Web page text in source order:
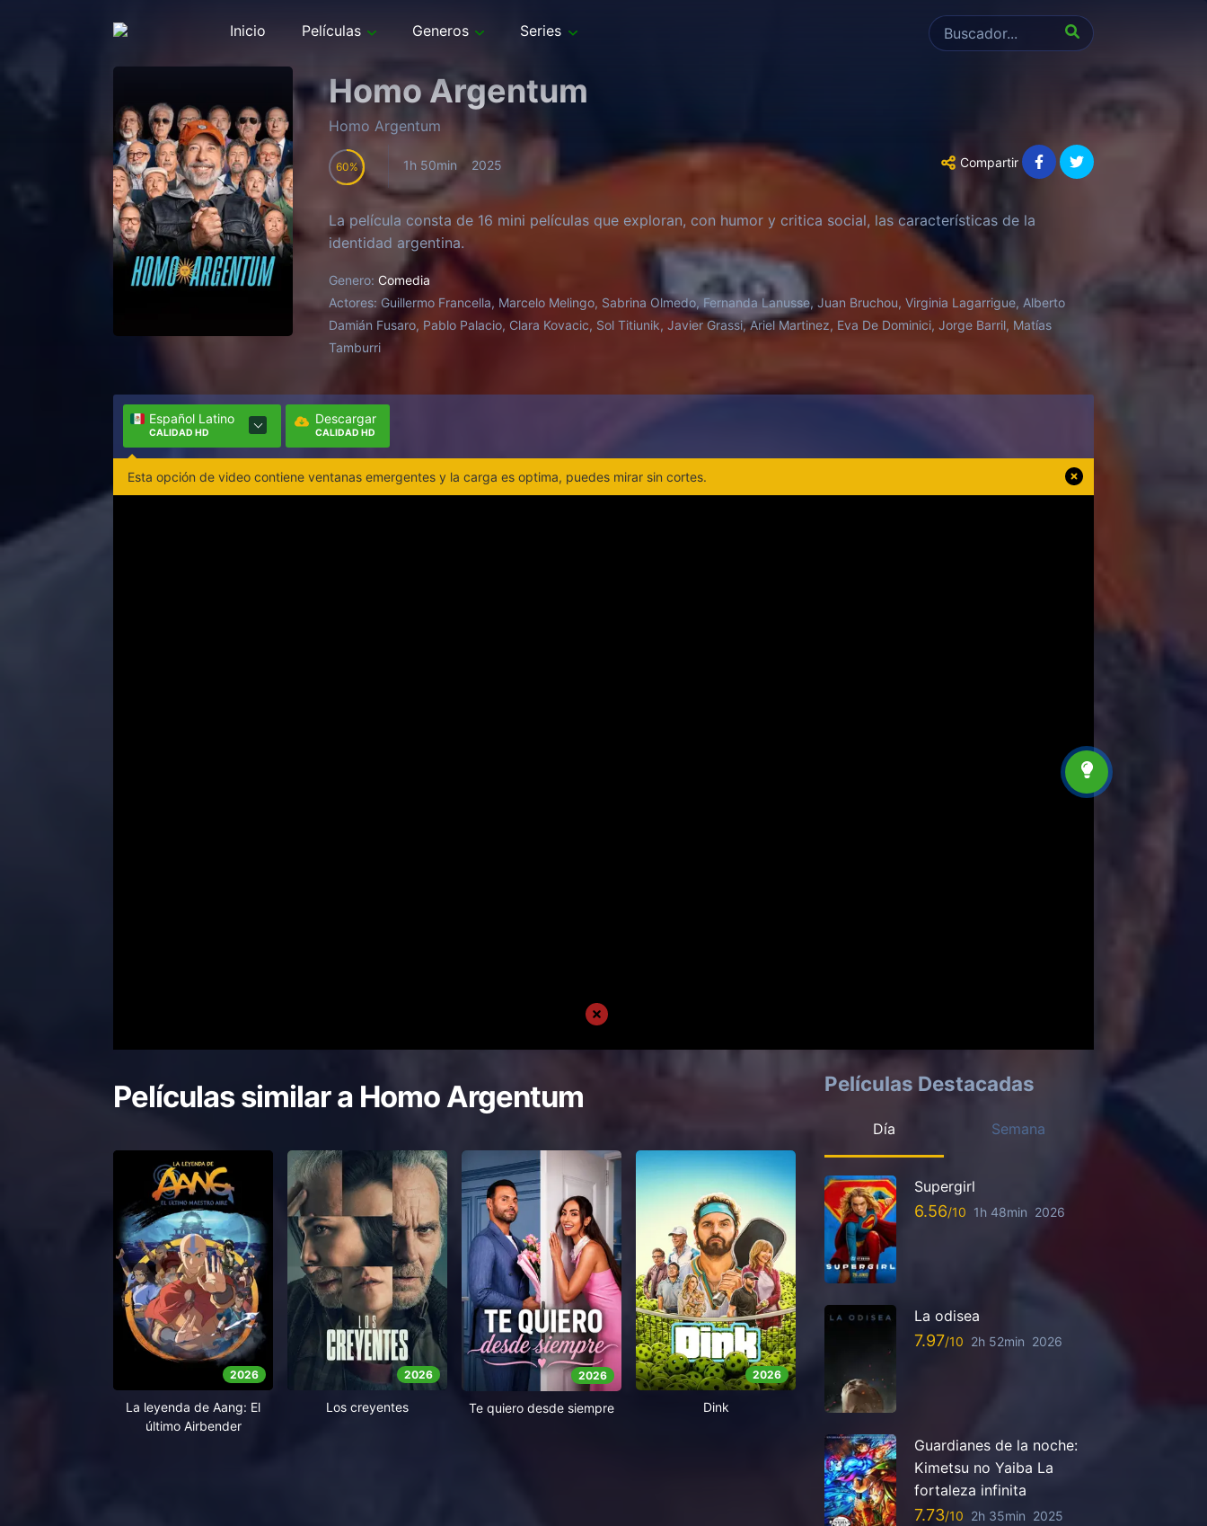
Inicio Películas Generos Series
Homo Argentum
Homo Argentum
60 1h 50min 2025 Compartir
La película consta de 16 mini películas que exploran, con humor y critica social, las características de la
identidad argentina.
Genero: Comedia
Actores: Guillermo Francella, Marcelo Melingo, Sabrina Olmedo, Fernanda Lanusse, Juan Bruchou, Virginia Lagarrigue, Alberto
Damián Fusaro, Pablo Palacio, Clara Kovacic, Sol Titiunik, Javier Grassi, Ariel Martinez, Eva De Dominici, Jorge Barril, Matías
Tamburri
Español Latino
CALIDAD HD
Descargar
CALIDAD HD
Esta opción de video contiene ventanas emergentes y la carga es optima, puedes mirar sin cortes.
Películas similar a Homo Argentum
2026
La leyenda de Aang: El
último Airbender
2026
Los creyentes
2026
Te quiero desde siempre
2026
Dink
Películas Destacadas
Día Semana
Supergirl
6.56 1h 48min 2026
La odisea
7.97 2h 52min 2026
Guardianes de la noche:
Kimetsu no Yaiba La
fortaleza infinita
7.73 2h 35min 2025